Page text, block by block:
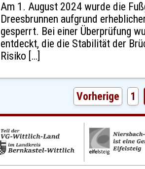
Am 1. August 2024 wurde die
Dreesbrunnen aufgrund
gesperrt. Bei einer Überprüfung
entdeckt, die die Stabilität der
Risiko […]
Vorherige 1